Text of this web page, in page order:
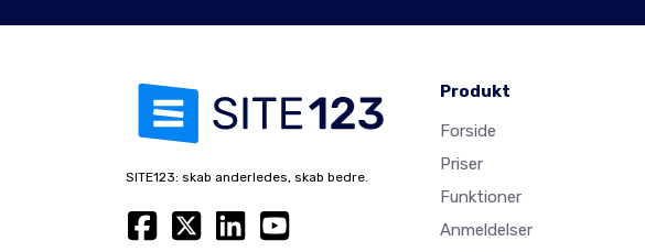
SITE123: skab anderledes, skab bedre.
Produkt
Forside
Priser
Funktioner
Anmeldelser